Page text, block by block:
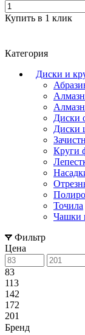
Купить в 1 клик
Категория
Диски и
Диски
Диски
Круги
Точила
Чашки
Фильтр
Цена
83
113
142
172
201
Бренд